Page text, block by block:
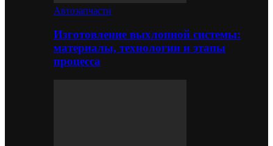
Автозапчасти
Изготовление выхлопной системы:
материалы, технологии и этапы
процесса